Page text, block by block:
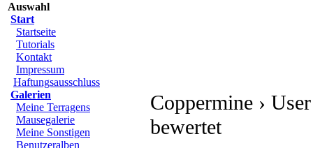
Auswahl
Start
Startseite
Tutorials
Kontakt
Impressum
Haftungsausschluss
Galerien
Meine Terragens
Mausegalerie
Meine Sonstigen
Benutzeralben
Coppermine ›
bewertet